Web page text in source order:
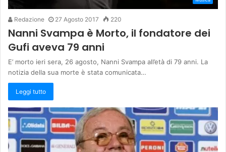
Redazione 27 Agosto 2017 220
Nanni Svampa è Morto, il fondatore dei
Gufi aveva 79 anni
E’ morto ieri sera, 26 agosto, Nanni Svampa all’età di 79 anni. La
notizia della sua morte è stata comunicata…
Leggi tutto